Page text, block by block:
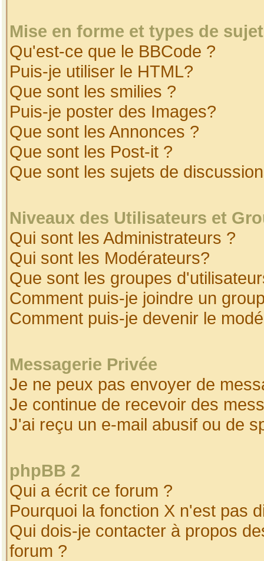
Mise en forme et types de
Qu'est-ce que le BBCode ?
Puis-je utiliser le HTML?
Que sont les smilies ?
Puis-je poster des Images?
Que sont les Annonces ?
Que sont les Post-it ?
Que sont les sujets de
Niveaux des Utilisateurs et
Qui sont les Administrateurs ?
Qui sont les Modérateurs?
Que sont les groupes
Comment puis-je joindre un
Comment puis-je devenir le
Messagerie Privée
Je ne peux pas envoyer de
Je continue de recevoir des
J'ai reçu un e-mail abusif ou de
phpBB 2
Qui a écrit ce forum ?
Pourquoi la fonction X n'est pas
Qui dois-je contacter à propos
forum ?